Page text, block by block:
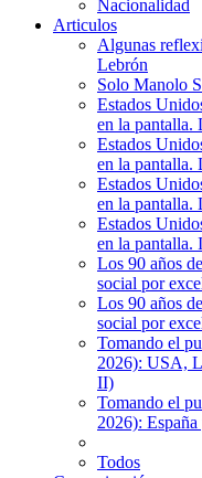
Nacionalidad
Articulos
Algunas
Lebrón
Solo Manolo
Estados
en la pantalla.
Estados
en la pantalla.
Estados
en la pantalla.
Estados
en la pantalla.
Los 90 años
social por
Los 90 años
social por
Tomando el
2026): USA,
II)
Tomando el
2026):
Todos